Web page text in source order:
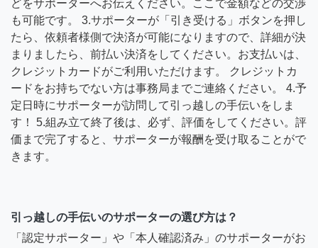
どをサポーターへお伝えください。ここで金額などの交渉
も可能です。 3.サポーターが「引き受ける」ボタンを押し
たら、依頼者様側で決済が可能になりますので、詳細が決
まりましたら、前払い決済をしてください。お支払いは、
クレジットカードがご利用いただけます。 クレジットカ
ードをお持ちでない方は事務局までご連絡ください。 4.予
定日時にサポーターが訪問して引っ越しの手伝いをしま
す！ 5.組み立て終了後は、必ず、評価をしてください。評
価まで完了すると、サポーターが報酬を受け取ることがで
きます。
引っ越しの手伝いのサポーターの選び方は？
「認定サポーター」や「本人確認済み」のサポーターがお